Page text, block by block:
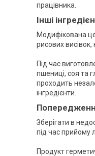
працівника.
Інші
Модифікована
рисових
Під час
пшениці, соя та
проходить
інгредієнти.
Зберігати в
під час прийому
Продукт